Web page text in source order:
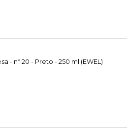
- nº 20 - Preto - 250 ml (EWEL)